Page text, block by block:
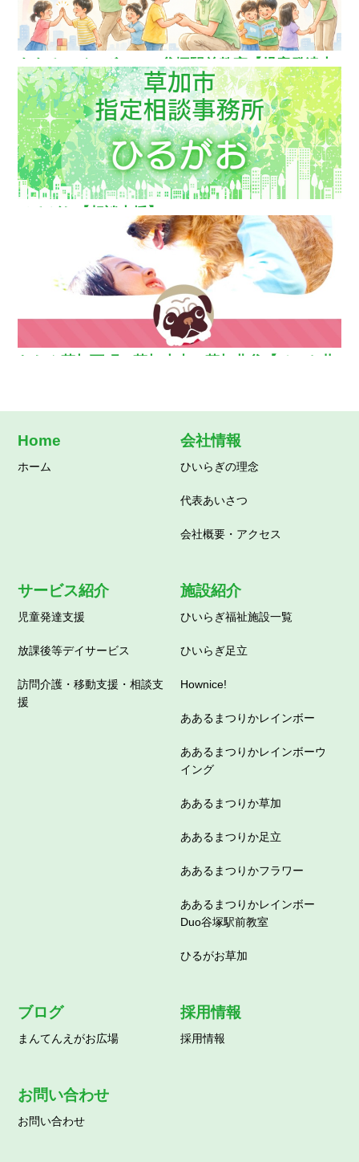
ああるレインボーDuo谷塚駅前教室【児童発達支
援】
ひるがお【相談支援】
Home
ホーム
会社情報
ひいらぎの理念
代表あいさつ
会社概要・アクセス
サービス紹介
児童発達支援
放課後等デイサービス
訪問介護・移動支援・相談支
援
施設紹介
ひいらぎ福祉施設一覧
ひいらぎ足立
Hownice!
ああるまつりかレインボー
ああるまつりかレインボーウ
イング
ああるまつりか草加
ああるまつりか足立
ああるまつりかフラワー
ああるまつりかレインボー
Duo谷塚駅前教室
ひるがお草加
ブログ
まんてんえがお広場
採用情報
採用情報
お問い合わせ
お問い合わせ